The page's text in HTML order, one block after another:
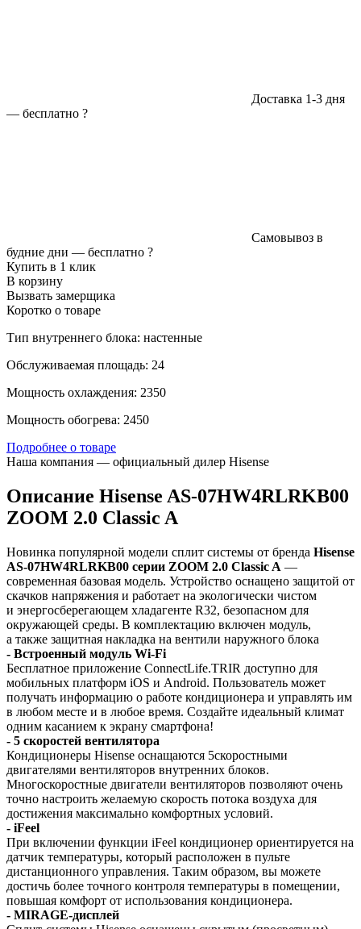
Доставка 1-3 дня
— бесплатно ?
Самовывоз в
будние дни — бесплатно ?
Купить в 1 клик
В корзину
Вызвать замерщика
Коротко о товаре
Тип внутреннего блока: настенные
Обслуживаемая площадь: 24
Мощность охлаждения: 2350
Мощность обогрева: 2450
Подробнее о товаре
Наша компания — официальный дилер Hisense
Описание Hisense AS-07HW4RLRKB00
ZOOM 2.0 Classic A
Новинка популярной модели сплит системы от бренда Hisense
AS-07HW4RLRKB00 cерии ZOOM 2.0 Classic A —
современная базовая модель. Устройство оснащено защитой от
скачков напряжения и работает на экологически чистом
и энергосберегающем хладагенте R32, безопасном для
окружающей среды. В комплектацию включен модуль,
а также защитная накладка на вентили наружного блока
- Встроенный модуль Wi-Fi
Бесплатное приложение ConnectLife.TRIR доступно для
мобильных платформ iOS и Android. Пользователь может
получать информацию о работе кондиционера и управлять им
в любом месте и в любое время. Создайте идеальный климат
одним касанием к экрану смартфона!
- 5 скоростей вентилятора
Кондиционеры Hisense оснащаются 5­скоростными
двигателями вентиляторов внутренних блоков.
Многоскоростные двигатели вентиляторов позволяют очень
точно настроить желаемую скорость потока воздуха для
достижения максимально комфортных условий.
- iFeel
При включении функции iFeel кондиционер ориентируется на
датчик температуры, который расположен в пульте
дистанционного управления. Таким образом, вы можете
достичь более точного контроля температуры в помещении,
повышая комфорт от использования кондиционера.
- MIRAGE-дисплей